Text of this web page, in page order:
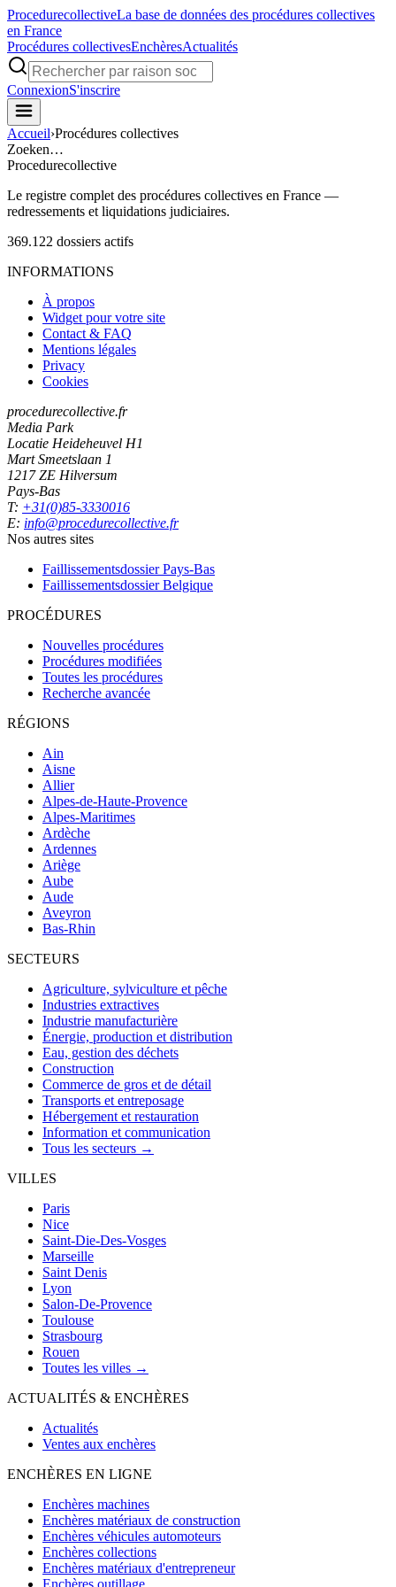
ProcedurecollectiveLa base de données des procédures collectives
en France
Procédures collectivesEnchèresActualités
ConnexionS'inscrire
Accueil›Procédures collectives
Zoeken…
Procedurecollective
Le registre complet des procédures collectives en France —
redressements et liquidations judiciaires.
369.122 dossiers actifs
INFORMATIONS
À propos
Widget pour votre site
Contact & FAQ
Mentions légales
Privacy
Cookies
procedurecollective.fr
Media Park
Locatie Heideheuvel H1
Mart Smeetslaan 1
1217 ZE Hilversum
Pays-Bas
T: +31(0)85-3330016
E: info@procedurecollective.fr
Nos autres sites
Faillissementsdossier Pays-Bas
Faillissementsdossier Belgique
PROCÉDURES
Nouvelles procédures
Procédures modifiées
Toutes les procédures
Recherche avancée
RÉGIONS
Ain
Aisne
Allier
Alpes-de-Haute-Provence
Alpes-Maritimes
Ardèche
Ardennes
Ariège
Aube
Aude
Aveyron
Bas-Rhin
SECTEURS
Agriculture, sylviculture et pêche
Industries extractives
Industrie manufacturière
Énergie, production et distribution
Eau, gestion des déchets
Construction
Commerce de gros et de détail
Transports et entreposage
Hébergement et restauration
Information et communication
Tous les secteurs →
VILLES
Paris
Nice
Saint-Die-Des-Vosges
Marseille
Saint Denis
Lyon
Salon-De-Provence
Toulouse
Strasbourg
Rouen
Toutes les villes →
ACTUALITÉS & ENCHÈRES
Actualités
Ventes aux enchères
ENCHÈRES EN LIGNE
Enchères machines
Enchères matériaux de construction
Enchères véhicules automoteurs
Enchères collections
Enchères matériaux d'entrepreneur
Enchères outillage